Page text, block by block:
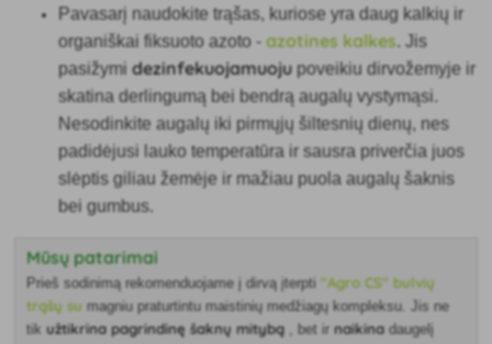
Pavasarį naudokite trąšas, kuriose yra daug kalkių ir
organiškai fiksuoto azoto -azotines kalkes. Jis
pasižymidezinfekuojamuoju poveikiu dirvožemyje ir
skatina derlingumą bei bendrą augalų vystymąsi.
Nesodinkite augalų iki pirmųjų šiltesnių dienų, nes
padidėjusi lauko temperatūra ir sausra priverčia juos
slėptis giliau žemėje ir mažiau puola augalų šaknis
bei gumbus.
Mūsų patarimai
Prieš sodinimą rekomenduojame į dirvą įterpti"Agro CS" bulvių
trąšų su magniu praturtintu maistinių medžiagų kompleksu. Jis ne
tikužtikrina pagrindinę šaknų mitybą , bet irnaikinadaugelį